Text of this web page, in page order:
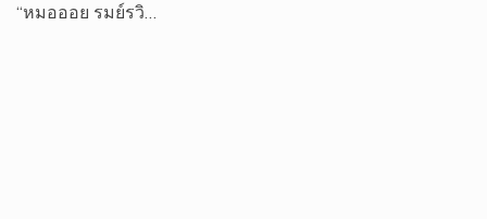
“หมอออย รมย์รวิ…